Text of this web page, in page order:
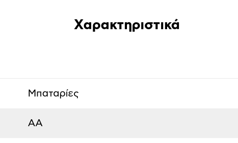
Χαρακτηριστικά
Μπαταρίες
AA